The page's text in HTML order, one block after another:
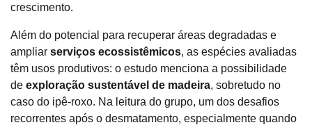
crescimento.
Além do potencial para recuperar áreas degradadas e
ampliar serviços ecossistêmicos, as espécies avaliadas
têm usos produtivos: o estudo menciona a possibilidade
de exploração sustentável de madeira, sobretudo no
caso do ipê-roxo. Na leitura do grupo, um dos desafios
recorrentes após o desmatamento, especialmente quando